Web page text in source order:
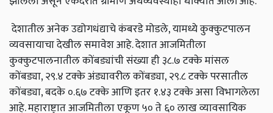
देशातील अनेक उद्योगधंद्याचे कंबरडे मोडले, यामध्ये कुक्कुटपालन
व्यवसायाचा देखील समावेश आहे. देशात आजमितीला
कुक्कुटपालनातील कोंबड्यांची संख्या ही ३८.७ टक्के मांसल
कोंबड्या, २९.४ टक्के अंड्यावरील कोंबड्या, २९.८ टक्के परसातील
कोंबड्या, बदके ०.६७ टक्के आणि इतर १.४३ टक्के असा विभागलेला
आहे. महाराष्ट्रात आजमितीला एकूण ५० ते ६० लाख व्यावसायिक